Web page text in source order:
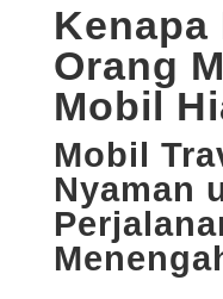
Kenapa
Orang
Mobil
Mobil
Nyaman